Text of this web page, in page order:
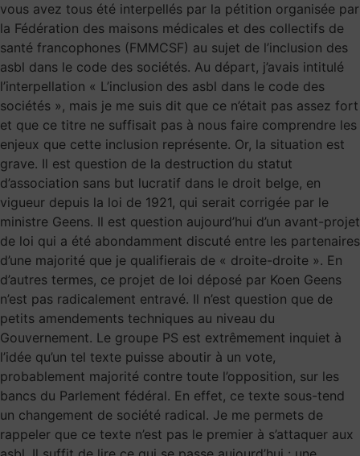
vous avez tous été interpellés par la pétition organisée par
la Fédération des maisons médicales et des collectifs de
santé francophones (FMMCSF) au sujet de l’inclusion des
asbl dans le code des sociétés. Au départ, j’avais intitulé
l’interpellation « L’inclusion des asbl dans le code des
sociétés », mais je me suis dit que ce n’était pas assez fort
et que ce titre ne suffisait pas à nous faire comprendre les
enjeux que cette inclusion représente. Or, la situation est
grave. Il est question de la destruction du statut
d’association sans but lucratif dans le droit belge, en
vigueur depuis la loi de 1921, qui serait corrigée par le
ministre Geens. Il est question aujourd’hui d’un avant-projet
de loi qui a été abondamment discuté entre les partenaires
d’une majorité que je qualifierais de « droite-droite ». En
d’autres termes, ce projet de loi déposé par Koen Geens
n’est pas radicalement entravé. Il n’est question que de
petits amendements techniques au niveau du
Gouvernement. Le groupe PS est extrêmement inquiet à
l’idée qu’un tel texte puisse aboutir à un vote,
probablement majorité contre toute l’opposition, sur les
bancs du Parlement fédéral. En effet, ce texte sous-tend
un changement de société radical. Je me permets de
rappeler que ce texte n’est pas le premier à s’attaquer aux